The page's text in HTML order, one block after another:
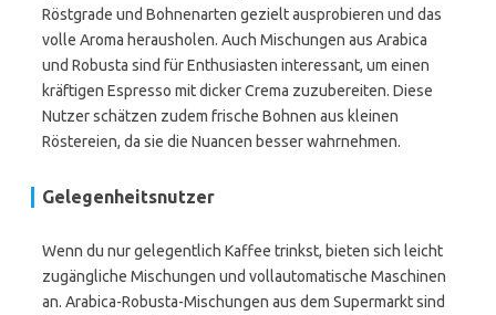
Röstgrade und Bohnenarten gezielt ausprobieren und das
volle Aroma herausholen. Auch Mischungen aus Arabica
und Robusta sind für Enthusiasten interessant, um einen
kräftigen Espresso mit dicker Crema zuzubereiten. Diese
Nutzer schätzen zudem frische Bohnen aus kleinen
Röstereien, da sie die Nuancen besser wahrnehmen.
Gelegenheitsnutzer
Wenn du nur gelegentlich Kaffee trinkst, bieten sich leicht
zugängliche Mischungen und vollautomatische Maschinen
an. Arabica-Robusta-Mischungen aus dem Supermarkt sind